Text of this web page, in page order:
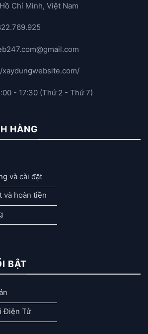
Chí Minh, Việt Nam
xaydungwebsite.com/
- 17:30 (Thứ 2 - Thứ 7)
HÀNG
và cài đặt
và hoàn tiền
BẬT
Điện Tử